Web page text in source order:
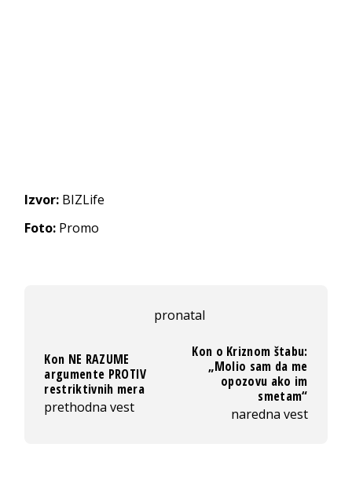
Izvor: BIZLife
Foto: Promo
pronatal
Kon NE RAZUME
argumente PROTIV
restriktivnih mera
prethodna vest
Kon o Kriznom štabu:
„Molio sam da me
opozovu ako im
smetam“
naredna vest